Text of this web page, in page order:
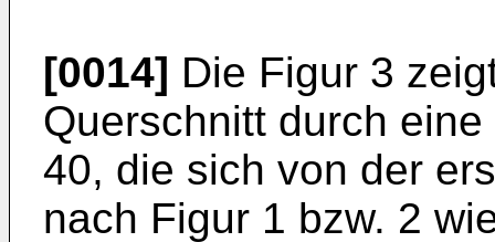
[0014] Die Figur 3
Querschnitt durch
40, die sich von der
nach Figur 1 bzw. 2